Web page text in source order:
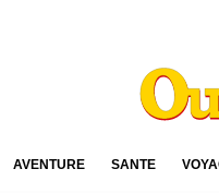
AVENTURE SANTÉ